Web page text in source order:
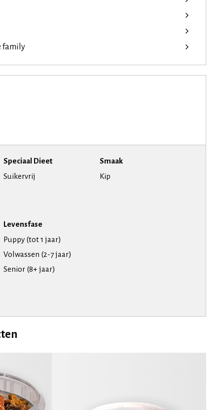
family
Speciaal Dieet
Suikervrij
Smaak
Kip
Levensfase
Puppy (tot 1 jaar)
Volwassen (2-7 jaar)
Senior (8+ jaar)